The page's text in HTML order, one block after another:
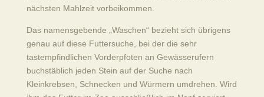
nächsten Mahlzeit vorbeikommen.
Das namensgebende „Waschen“ bezieht sich übrigens
genau auf diese Futtersuche, bei der die sehr
tastempfindlichen Vorderpfoten an Gewässerufern
buchstäblich jeden Stein auf der Suche nach
Kleinkrebsen, Schnecken und Würmern umdrehen. Wird